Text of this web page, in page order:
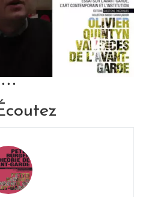
• • •
Écoutez